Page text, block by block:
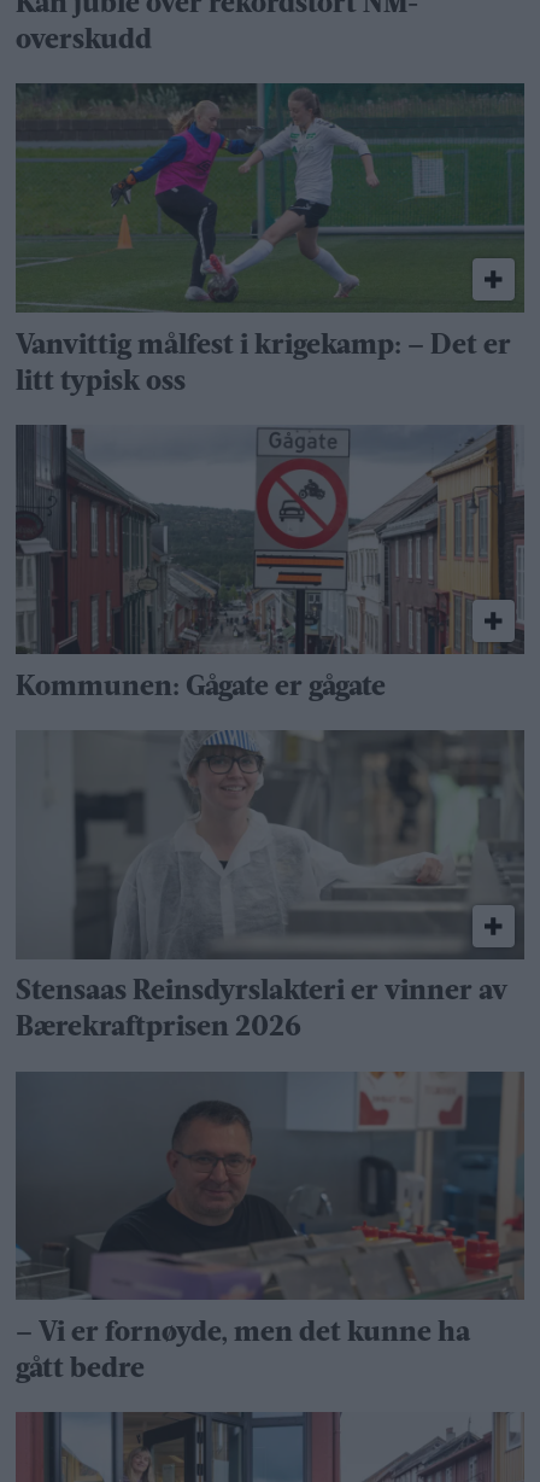
overskudd
Vanvittig målfest i krigekamp: – Det er
litt typisk oss
Kommunen: Gågate er gågate
Stensaas Reinsdyrslakteri er vinner av
Bærekraftprisen 2026
– Vi er fornøyde, men det kunne ha
gått bedre